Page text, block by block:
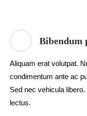
Bibendum
Aliquam erat volutpat.
condimentum ante ac
Sed nec vehicula
lectus.